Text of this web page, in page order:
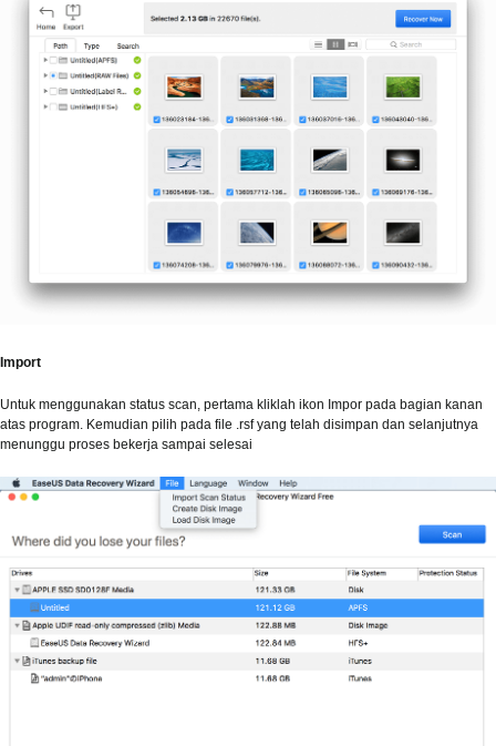
Import
Untuk menggunakan status scan, pertama kliklah ikon Impor pada bagian kanan
atas program. Kemudian pilih pada file .rsf yang telah disimpan dan selanjutnya
menunggu proses bekerja sampai selesai